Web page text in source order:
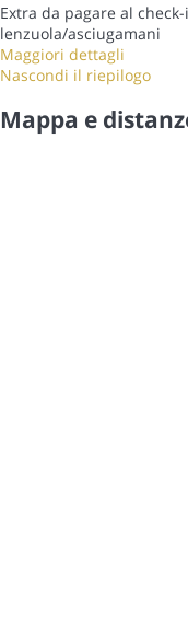
Extra da pagare al
lenzuola/asciugamani
Maggiori dettagli
Nascondi il riepilogo
Mappa e